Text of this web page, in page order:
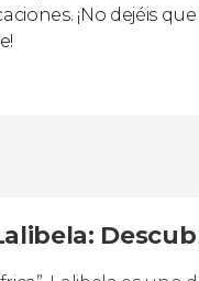
¡No dejéis